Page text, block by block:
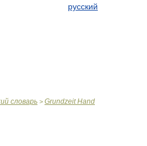
русский
словарь > Grundzeit Hand